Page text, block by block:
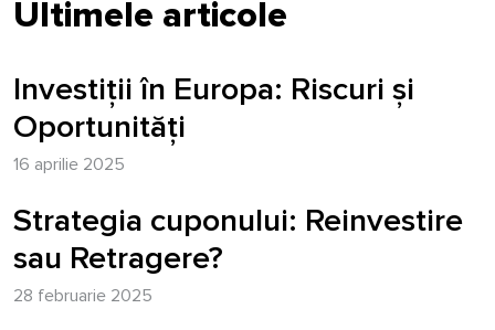
Ultimele articole
Investiții în Europa: Riscuri și
Oportunități
16 aprilie 2025
Strategia cuponului: Reinvestire
sau Retragere?
28 februarie 2025